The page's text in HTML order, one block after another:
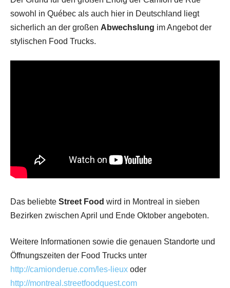
sowohl in Québec als auch hier in Deutschland liegt
sicherlich an der großen Abwechslung im Angebot der
stylischen Food Trucks.
Das beliebte Street Food wird in Montreal in sieben
Bezirken zwischen April und Ende Oktober angeboten.
Weitere Informationen sowie die genauen Standorte und
Öffnungszeiten der Food Trucks unter
http://camionderue.com/les-lieux oder
http://montreal.streetfoodquest.com